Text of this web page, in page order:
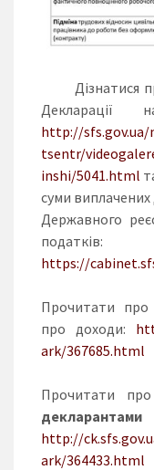
Дізнатися
http://sfs.gov.ua/
tsentr/
inshi/5041.html
суми виплачених
Державного
податків:
https://
Прочитати про
про доходи:
ark/367685.html
Прочитати про
http://
ark/364433.html